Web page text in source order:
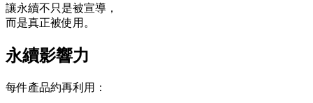
讓永續不只是被宣導，
而是真正被使用。
永續影響力
每件產品約再利用：